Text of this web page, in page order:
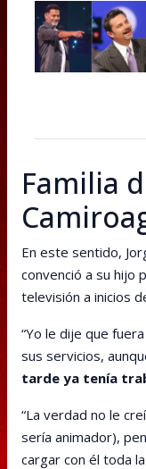
Familia
En este sentido,
convenció a su hijo
televisión a inicios
“Yo le dije que
sus servicios,
tarde ya tenía
“La verdad no le
sería animador),
cargar con él toda